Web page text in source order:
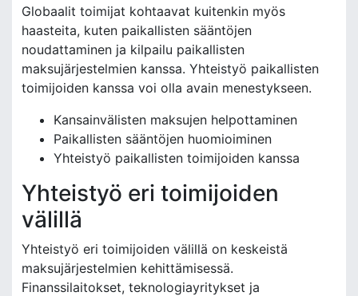
Globaalit toimijat kohtaavat kuitenkin myös
haasteita, kuten paikallisten sääntöjen
noudattaminen ja kilpailu paikallisten
maksujärjestelmien kanssa. Yhteistyö paikallisten
toimijoiden kanssa voi olla avain menestykseen.
Kansainvälisten maksujen helpottaminen
Paikallisten sääntöjen huomioiminen
Yhteistyö paikallisten toimijoiden kanssa
Yhteistyö eri toimijoiden
välillä
Yhteistyö eri toimijoiden välillä on keskeistä
maksujärjestelmien kehittämisessä.
Finanssilaitokset, teknologiayritykset ja